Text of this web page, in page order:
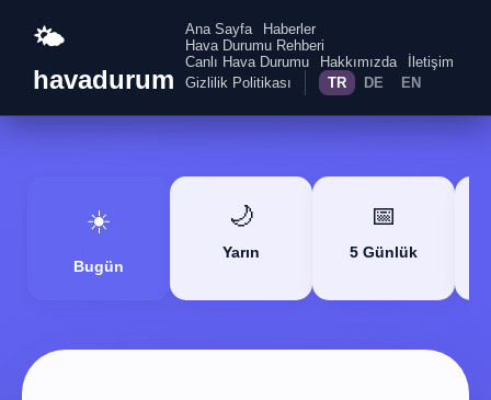
🌤️
havadurum
Ana Sayfa
Haberler
Hava Durumu Rehberi
Canlı Hava Durumu
Hakkımızda
İletişim
Gizlilik Politikası
TR DE EN
☀️
Bugün
🌙
Yarın
📅
5 Günlük